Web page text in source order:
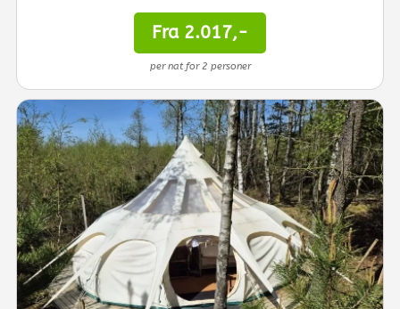
Fra 2.017,-
per nat for 2 personer